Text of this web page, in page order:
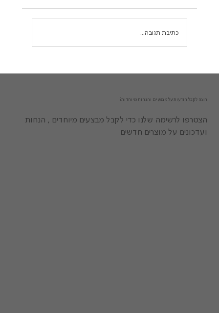
כתיבת תגובה...
רוצה לקבל הודעות על מבצעים והנחות מיוחדות?
הצטרפו לרשימה שלנו כדי לקבל מבצעים מיוחדים , הנחות
ועדכונים על מוצרים חדשים